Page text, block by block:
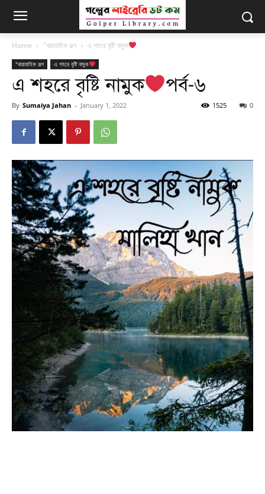
Home "ধারাবাহিক গল্প এ শহরে বৃষ্টি নামুক
"ধারাবাহিক গল্প এ শহরে বৃষ্টি নামুক
এ শহরে বৃষ্টি নামুক পর্ব-৬
By Sumaiya Jahan - January 1, 2022 0
1525